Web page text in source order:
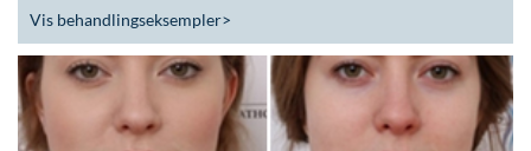
Vis behandlingseksempler>